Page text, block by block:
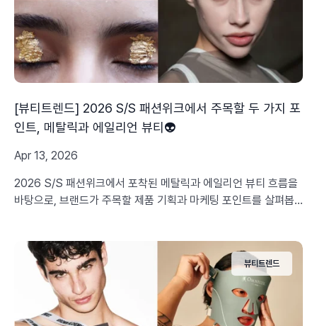
[뷰티트렌드] 2026 S/S 패션위크에서 주목할 두 가지 포
인트, 메탈릭과 에일리언 뷰티👽
Apr 13, 2026
2026 S/S 패션위크에서 포착된 메탈릭과 에일리언 뷰티 흐름을
바탕으로, 브랜드가 주목할 제품 기획과 마케팅 포인트를 살펴봅
뷰티트렌드